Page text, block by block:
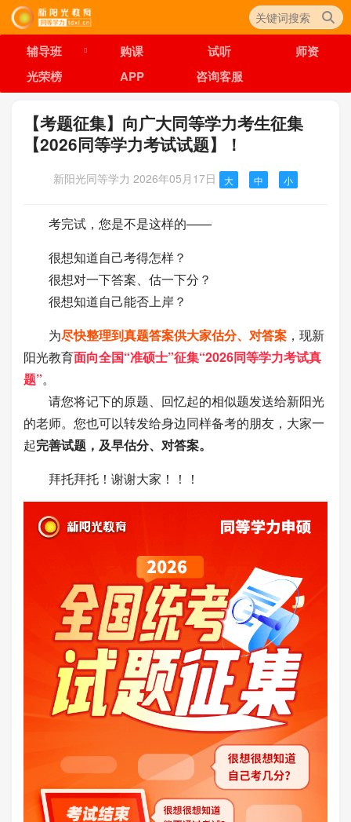
辅导班 购课 试听
师资
光荣榜
APP 咨询客服
【考题征集】向广大同等学力考生征集
【2026同等学力考试试题】！
新阳光同等学力 2026年05月17日 大 中 小
考完试，您是不是这样的——
很想知道自己考得怎样？
很想对一下答案、估一下分？
很想知道自己能否上岸？
为尽快整理到真题答案供大家估分、对答案 ，现新
阳光教育面向全国“准硕士”征集“2026同等学力考试真
题”。
请您将记下的原题、回忆起的相似题发送给新阳光
的老师。您也可以转发给身边同样备考的朋友，大家一
起完善试题，及早估分、对答案。
拜托拜托！谢谢大家！！！